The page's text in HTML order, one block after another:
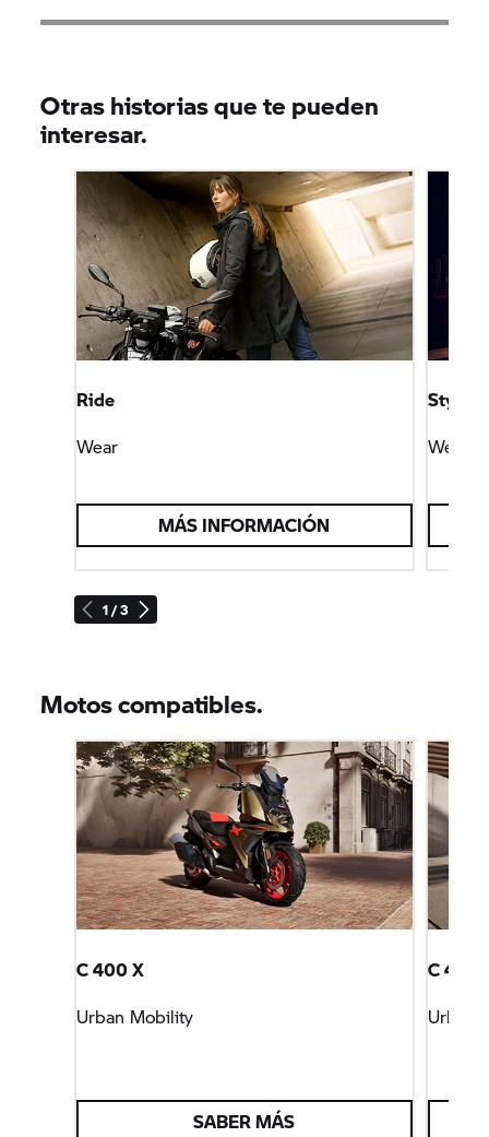
Otras historias que te pueden
interesar.
1 / 3
Ride
Wear
MÁS INFORMACIÓN
Style
Wear
Motos compatibles.
C 400 X
Urban Mobility
SABER MÁS
C 400
Urban